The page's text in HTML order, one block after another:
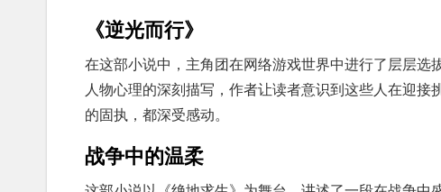
《逆光而行》
在这部小说中，主角团在网络游戏世界中进行了层层
人物心理的深刻描写，作者让读者意识到这些人在迎
的固执，都深受感动。
战争中的温柔